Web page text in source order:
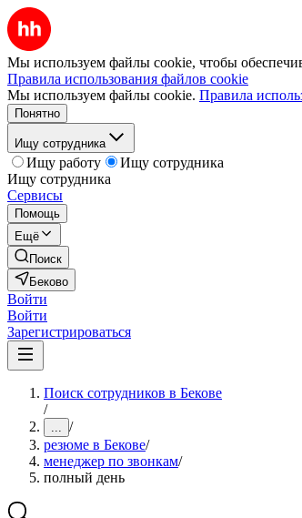
Мы используем файлы cookie, чтобы
Правила использования файлов cookie
Мы используем файлы cookie. Правила
Понятно
Ищу сотрудника
Ищу работу
Ищу сотрудника
Ищу сотрудника
Сервисы
Помощь
Ещё
Поиск
Беково
Войти
Войти
Зарегистрироваться
Поиск сотрудников в Бекове
/
... /
резюме в Бекове/
менеджер по звонкам/
полный день